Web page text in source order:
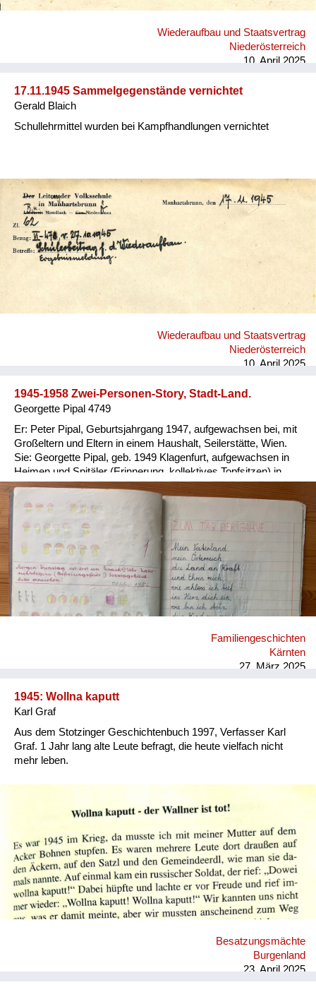
Wiederaufbau und Staatsvertrag
Niederösterreich
10. April 2025
17.11.1945 Sammelgegenstände vernichtet
Gerald Blaich
Schullehrmittel wurden bei Kampfhandlungen vernichtet
Wiederaufbau und Staatsvertrag
Niederösterreich
10. April 2025
1945-1958 Zwei-Personen-Story, Stadt-Land.
Georgette Pipal 4749
Er: Peter Pipal, Geburtsjahrgang 1947, aufgewachsen bei, mit
Großeltern und Eltern in einem Haushalt, Seilerstätte, Wien.
Sie: Georgette Pipal, geb. 1949 Klagenfurt, aufgewachsen in
Heimen und Spitäler (Erinnerung, kollektives Topfsitzen) in
Wien und NÖ, 1954/56 Adoptivfamilie. Er: Ein wohlbehütetes,
wohlgenährtes, übergewichtiges Kind; die Meinung der
abgemagerten Groß-Eltern, man braucht Reserven für alle
Fälle. Sie: 1951 abgenommenes, abgegebenes
Besatzungskind (Vater Brite, Mutter Deutsche in Ö.), in
Kinder-übernahmestelle der Stadt Wien, Lustkandelgasse
gelandet; Eltern und Adoption unbekannt; nach später
Recherche via Jugendamt Wien 1997 und Rotes Kreuz 2014
Daten zur eigenen Person erhalten. Er: Als Kind striktes
Verbot, wegen Verletzungsgefahr, Gebäuderuinen zu betreten;
gerodelt, auch im nahen Stadtpark; on top im Wohnhaus
wurden Hühner und Hasen gehalten, das Nebenhaus war eine
Familiengeschichten
Kärnten
27. März 2025
1945: Wollna kaputt
Karl Graf
Aus dem Stotzinger Geschichtenbuch 1997, Verfasser Karl
Graf. 1 Jahr lang alte Leute befragt, die heute vielfach nicht
mehr leben.
Besatzungsmächte
Burgenland
23. April 2025